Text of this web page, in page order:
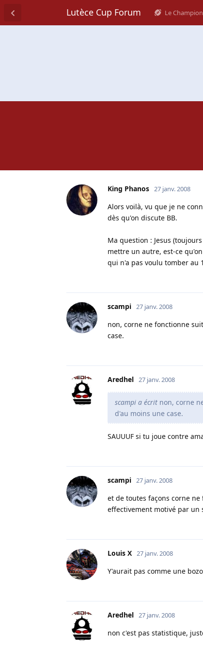
Lutèce Cup Forum Le
King Phanos 27 janv. 2008
Alors voilà, vu que je ne
dès qu'on discute BB.
Ma question : Jesus
mettre un autre, est-ce
qui n'a pas voulu tomber au
scampi 27 janv. 2008
non, corne ne fonctionne
case.
Aredhel 27 janv. 2008
scampi a écrit non, corne
d'au moins une case.
SAUUUF si tu joue contre
scampi 27 janv. 2008
et de toutes façons corne ne
effectivement motivé par un
Louis X 27 janv. 2008
Y'aurait pas comme une
Aredhel 27 janv. 2008
non c'est pas statistique,